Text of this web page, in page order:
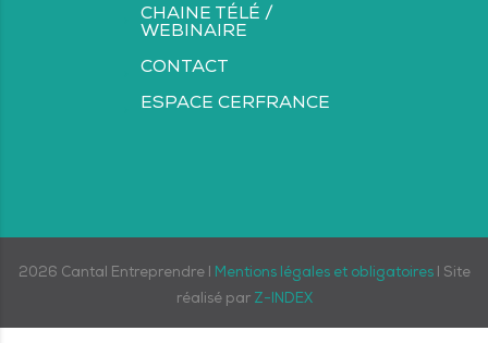
CHAINE TÉLÉ /
WEBINAIRE
CONTACT
ESPACE CERFRANCE
2026 Cantal Entreprendre I Mentions légales et obligatoiresI Site
réalisé par Z-INDEX